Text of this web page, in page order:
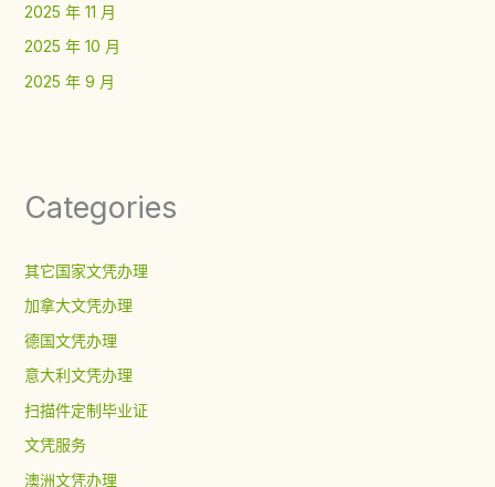
2025 年 11 月
2025 年 10 月
2025 年 9 月
Categories
其它国家文凭办理
加拿大文凭办理
德国文凭办理
意大利文凭办理
扫描件定制毕业证
文凭服务
澳洲文凭办理